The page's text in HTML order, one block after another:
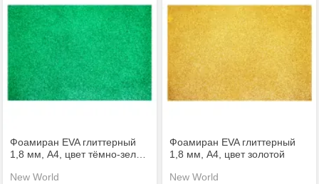
Фоамиран EVA глиттерный
1,8 мм, A4, цвет тёмно-зел…
New World
Фоамиран EVA глиттерный
1,8 мм, A4, цвет золотой
New World